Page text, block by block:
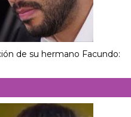
de su hermano Facundo: